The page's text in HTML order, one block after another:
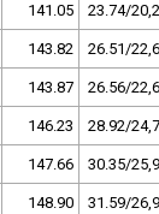
141.05 23.74/20,2
143.82 26.51/22,6
143.87 26.56/22,6
146.23 28.92/24,7
147.66 30.35/25,9
148.90 31.59/26,9